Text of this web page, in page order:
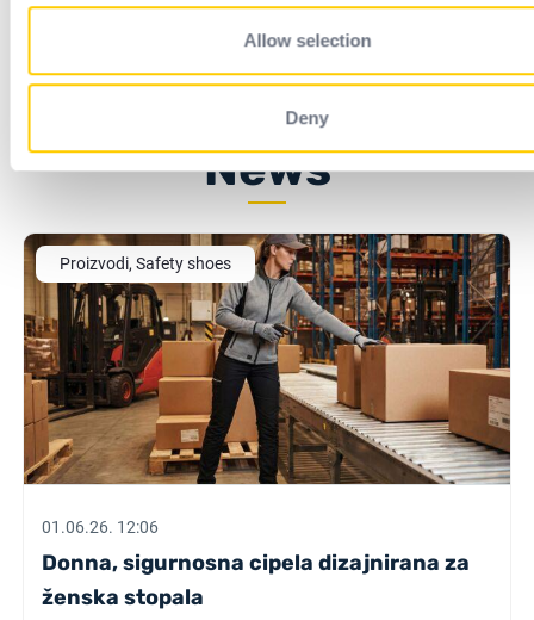
Allow selection
Deny
News
Proizvodi, Safety shoes
01.06.26. 12:06
Donna, sigurnosna cipela dizajnirana za
ženska stopala